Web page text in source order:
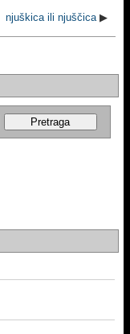
njuškica ili njuščica▶